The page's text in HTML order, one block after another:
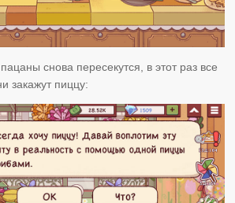
снова пересекутся, в этот раз все
закажут пиццу: